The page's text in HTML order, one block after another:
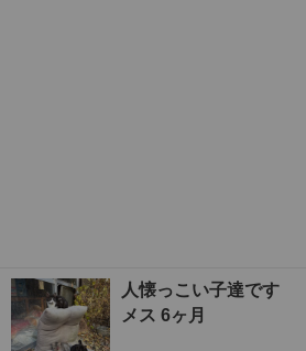
人懐っこい子達です
メス 6ヶ月